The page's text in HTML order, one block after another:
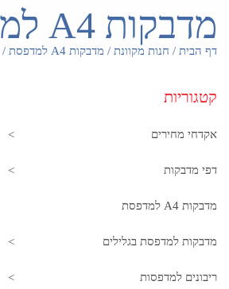
מדבקות A4 למדפסת
דף הבית / חנות מקוונת / מדבקות A4 למדפסת /
קטגוריות
אקדחי מחירים
דפי מדבקות
מדבקות A4 למדפסת
מדבקות למדפסת בגלילים
ריבונים למדפסות